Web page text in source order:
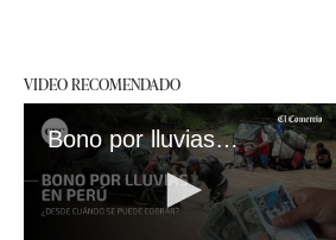
VIDEO RECOMENDADO
Bono por lluvias en Perú: ¿Cuál es el LINK para saber si eres beneficiario de los S/ 500?